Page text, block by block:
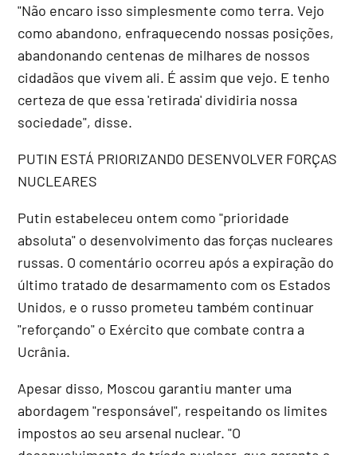
"Não encaro isso simplesmente como terra. Vejo
como abandono, enfraquecendo nossas posições,
abandonando centenas de milhares de nossos
cidadãos que vivem ali. É assim que vejo. E tenho
certeza de que essa 'retirada' dividiria nossa
sociedade", disse.
PUTIN ESTÁ PRIORIZANDO DESENVOLVER FORÇAS
NUCLEARES
Putin estabeleceu ontem como "prioridade
absoluta" o desenvolvimento das forças nucleares
russas. O comentário ocorreu após a expiração do
último tratado de desarmamento com os Estados
Unidos, e o russo prometeu também continuar
"reforçando" o Exército que combate contra a
Ucrânia.
Apesar disso, Moscou garantiu manter uma
abordagem "responsável", respeitando os limites
impostos ao seu arsenal nuclear. "O